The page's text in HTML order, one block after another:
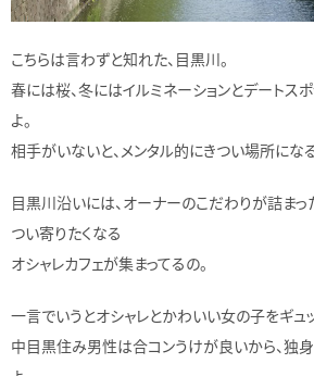
こちらは言わずと知れた、目黒川。
春には桜、冬にはイルミネーションとデートス
よ。
相手がいないと、メンタル的にきつい場所にな
目黒川沿いには、オーナーのこだわりが詰まっ
つい寄りたくなる
オシャレカフェが集まってるの。
一言でいうとオシャレとかわいい女の子をギュ
中目黒住み男性は合コンうけが良いから、独